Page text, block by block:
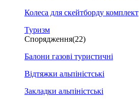
Колеса для скейтборду комплект
Туризм
Спорядження(22)
Балони газові туристичні
Відтяжки альпіністські
Закладки альпіністські